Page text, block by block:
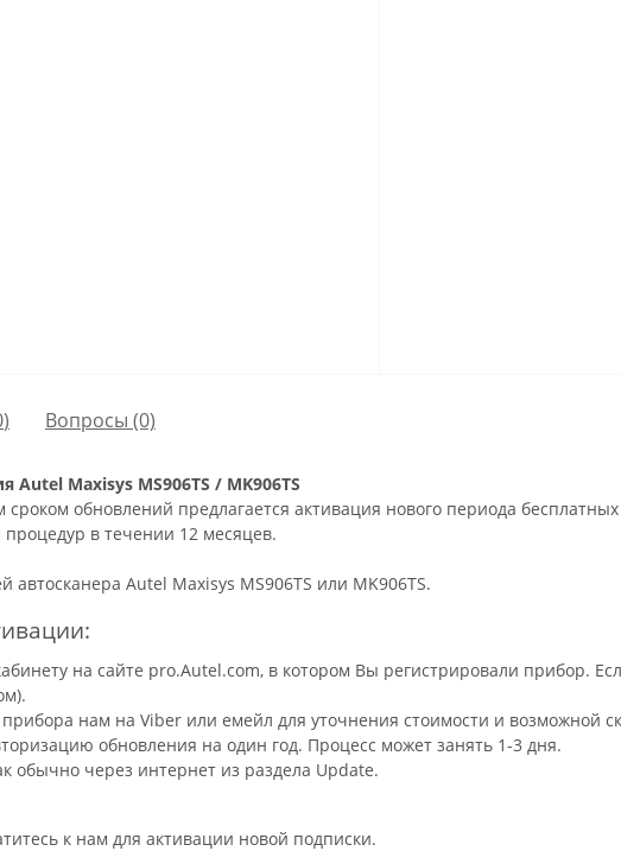
) Вопросы (0)
Maxisys MS906TS / MK906TS
обновлений предлагается активация нового периода
в течении 12 месяцев.
автосканера Autel Maxisys MS906TS или MK906TS.
на сайте pro.Autel.com, в котором Вы регистрировали прибор.
нам на Viber или емейл для уточнения стоимости и возможной
обновления на один год. Процесс может занять 1-3 дня.
обычно через интернет из раздела Update.
к нам для активации новой подписки.